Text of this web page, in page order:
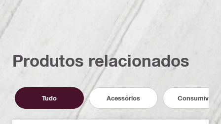
Produtos relacionados
Tudo Acessórios Consumíveis